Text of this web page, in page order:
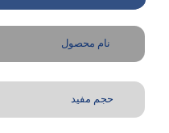
نام محصول
حجم مفید